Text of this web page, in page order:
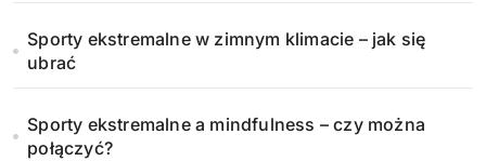
Sporty ekstremalne w zimnym klimacie – jak się
ubrać
Sporty ekstremalne a mindfulness – czy można
połączyć?